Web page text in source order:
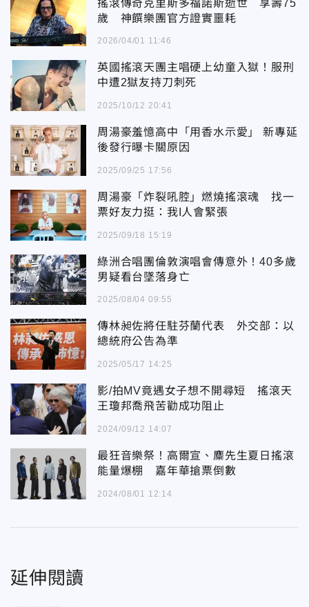
搖滾傳奇克里斯多福諾斯逝世 享壽75
歲 神饌樂團官方證實噩耗
2026/04/01 11:46
英國搖滾天團主唱硬上幼童入獄！服刑
中遭2獄友持刀刺死
2025/10/12 20:41
周湯豪羞憶高中「用香水示愛」 新專延
後發行曝卡關原因
2025/09/25 17:56
周湯豪「炸裂吼腔」燃燒搖滾魂 找一
票好友力挺：我I人會緊張
2025/09/18 15:19
綠洲合唱團倫敦演唱會傳意外！40多歲
男疑看台墜落身亡
2025/08/04 09:55
傳林昶佐將任駐芬蘭代表 外交部：以
總統府公告為準
2025/05/17 14:25
影/拍MV竟遇女子想不開尋短 搖滾天
王瓊邦喬飛苦勸成功阻止
2024/09/12 14:07
最狂音樂祭！高爾宣、麋先生夏日搖滾
能量爆棚 嘉年華搶票倒數
2024/08/01 12:14
延伸閱讀